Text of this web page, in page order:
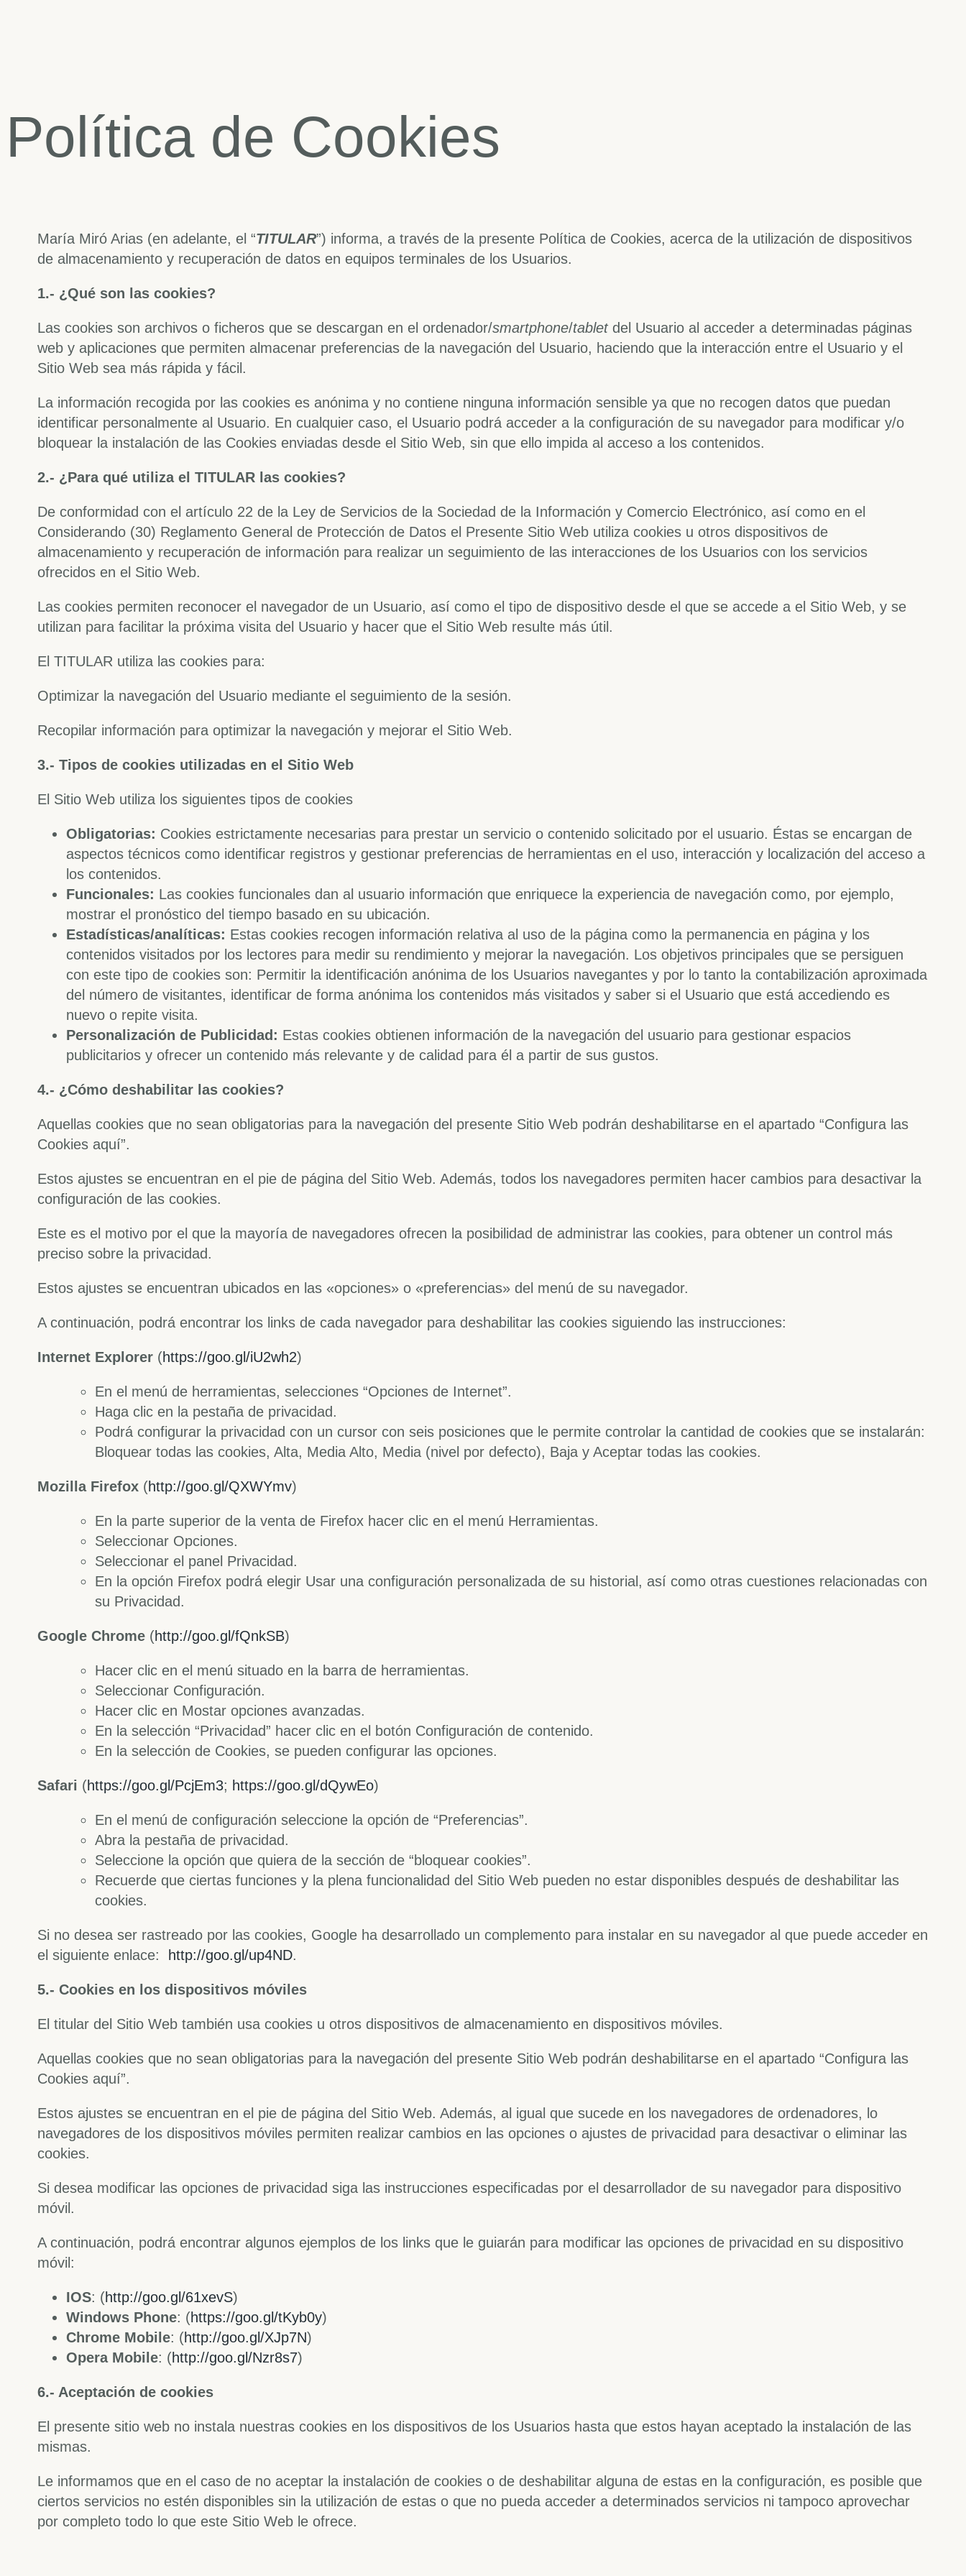
Política de Cookies
María Miró Arias (en adelante, el “TITULAR”) informa, a través de la presente Política de Cookies, acerca de la utilización de dispositivos
de almacenamiento y recuperación de datos en equipos terminales de los Usuarios.
1.- ¿Qué son las cookies?
Las cookies son archivos o ficheros que se descargan en el ordenador/smartphone/tabletdel Usuario al acceder a determinadas páginas
web y aplicaciones que permiten almacenar preferencias de la navegación del Usuario, haciendo que la interacción entre el Usuario y el
Sitio Web sea más rápida y fácil.
La información recogida por las cookies es anónima y no contiene ninguna información sensible ya que no recogen datos que puedan
identificar personalmente al Usuario. En cualquier caso, el Usuario podrá acceder a la configuración de su navegador para modificar y/o
bloquear la instalación de las Cookies enviadas desde el Sitio Web, sin que ello impida al acceso a los contenidos.
2.- ¿Para qué utiliza el TITULAR las cookies?
De conformidad con el artículo 22 de la Ley de Servicios de la Sociedad de la Información y Comercio Electrónico, así como en el
Considerando (30) Reglamento General de Protección de Datos el Presente Sitio Web utiliza cookies u otros dispositivos de
almacenamiento y recuperación de información para realizar un seguimiento de las interacciones de los Usuarios con los servicios
ofrecidos en el Sitio Web.
Las cookies permiten reconocer el navegador de un Usuario, así como el tipo de dispositivo desde el que se accede a el Sitio Web, y se
utilizan para facilitar la próxima visita del Usuario y hacer que el Sitio Web resulte más útil.
El TITULAR utiliza las cookies para:
Optimizar la navegación del Usuario mediante el seguimiento de la sesión.
Recopilar información para optimizar la navegación y mejorar el Sitio Web.
3.- Tipos de cookies utilizadas en el Sitio Web
El Sitio Web utiliza los siguientes tipos de cookies
Obligatorias: Cookies estrictamente necesarias para prestar un servicio o contenido solicitado por el usuario. Éstas se encargan de
aspectos técnicos como identificar registros y gestionar preferencias de herramientas en el uso, interacción y localización del acceso a
los contenidos.
Funcionales: Las cookies funcionales dan al usuario información que enriquece la experiencia de navegación como, por ejemplo,
mostrar el pronóstico del tiempo basado en su ubicación.
Estadísticas/analíticas: Estas cookies recogen información relativa al uso de la página como la permanencia en página y los
contenidos visitados por los lectores para medir su rendimiento y mejorar la navegación. Los objetivos principales que se persiguen
con este tipo de cookies son: Permitir la identificación anónima de los Usuarios navegantes y por lo tanto la contabilización aproximada
del número de visitantes, identificar de forma anónima los contenidos más visitados y saber si el Usuario que está accediendo es
nuevo o repite visita.
Personalización de Publicidad: Estas cookies obtienen información de la navegación del usuario para gestionar espacios
publicitarios y ofrecer un contenido más relevante y de calidad para él a partir de sus gustos.
4.- ¿Cómo deshabilitar las cookies?
Aquellas cookies que no sean obligatorias para la navegación del presente Sitio Web podrán deshabilitarse en el apartado “Configura las
Cookies aquí”.
Estos ajustes se encuentran en el pie de página del Sitio Web. Además, todos los navegadores permiten hacer cambios para desactivar la
configuración de las cookies.
Este es el motivo por el que la mayoría de navegadores ofrecen la posibilidad de administrar las cookies, para obtener un control más
preciso sobre la privacidad.
Estos ajustes se encuentran ubicados en las «opciones» o «preferencias» del menú de su navegador.
A continuación, podrá encontrar los links de cada navegador para deshabilitar las cookies siguiendo las instrucciones:
Internet Explorer (https://goo.gl/iU2wh2)
En el menú de herramientas, selecciones “Opciones de Internet”.
Haga clic en la pestaña de privacidad.
Podrá configurar la privacidad con un cursor con seis posiciones que le permite controlar la cantidad de cookies que se instalarán:
Bloquear todas las cookies, Alta, Media Alto, Media (nivel por defecto), Baja y Aceptar todas las cookies.
Mozilla Firefox (http://goo.gl/QXWYmv)
En la parte superior de la venta de Firefox hacer clic en el menú Herramientas.
Seleccionar Opciones.
Seleccionar el panel Privacidad.
En la opción Firefox podrá elegir Usar una configuración personalizada de su historial, así como otras cuestiones relacionadas con
su Privacidad.
Google Chrome (http://goo.gl/fQnkSB)
Hacer clic en el menú situado en la barra de herramientas.
Seleccionar Configuración.
Hacer clic en Mostar opciones avanzadas.
En la selección “Privacidad” hacer clic en el botón Configuración de contenido.
En la selección de Cookies, se pueden configurar las opciones.
Safari (https://goo.gl/PcjEm3; https://goo.gl/dQywEo)
En el menú de configuración seleccione la opción de “Preferencias”.
Abra la pestaña de privacidad.
Seleccione la opción que quiera de la sección de “bloquear cookies”.
Recuerde que ciertas funciones y la plena funcionalidad del Sitio Web pueden no estar disponibles después de deshabilitar las
cookies.
Si no desea ser rastreado por las cookies, Google ha desarrollado un complemento para instalar en su navegador al que puede acceder en
el siguiente enlace:
http://goo.gl/up4ND.
5.- Cookies en los dispositivos móviles
El titular del Sitio Web también usa cookies u otros dispositivos de almacenamiento en dispositivos móviles.
Aquellas cookies que no sean obligatorias para la navegación del presente Sitio Web podrán deshabilitarse en el apartado “Configura las
Cookies aquí”.
Estos ajustes se encuentran en el pie de página del Sitio Web. Además, al igual que sucede en los navegadores de ordenadores, lo
navegadores de los dispositivos móviles permiten realizar cambios en las opciones o ajustes de privacidad para desactivar o eliminar las
cookies.
Si desea modificar las opciones de privacidad siga las instrucciones especificadas por el desarrollador de su navegador para dispositivo
móvil.
A continuación, podrá encontrar algunos ejemplos de los links que le guiarán para modificar las opciones de privacidad en su dispositivo
móvil:
IOS: (http://goo.gl/61xevS)
Windows Phone: (https://goo.gl/tKyb0y)
Chrome Mobile: (http://goo.gl/XJp7N)
Opera Mobile: (http://goo.gl/Nzr8s7)
6.- Aceptación de cookies
El presente sitio web no instala nuestras cookies en los dispositivos de los Usuarios hasta que estos hayan aceptado la instalación de las
mismas.
Le informamos que en el caso de no aceptar la instalación de cookies o de deshabilitar alguna de estas en la configuración, es posible que
ciertos servicios no estén disponibles sin la utilización de estas o que no pueda acceder a determinados servicios ni tampoco aprovechar
por completo todo lo que este Sitio Web le ofrece.